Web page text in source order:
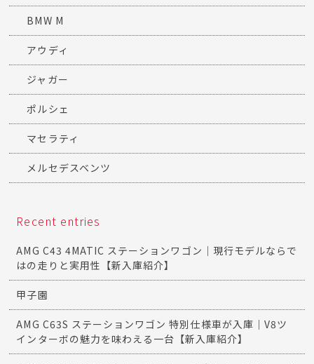
BMW M
アウディ
ジャガー
ポルシェ
マセラティ
メルセデスベンツ
Recent entries
AMG C43 4MATIC ステーションワゴン｜現行モデルならで
はの走りと実用性【新入庫紹介】
甲子園
AMG C63S ステーションワゴン 特別仕様車が入庫｜V8ツ
インターボの魅力を味わえる一台【新入庫紹介】